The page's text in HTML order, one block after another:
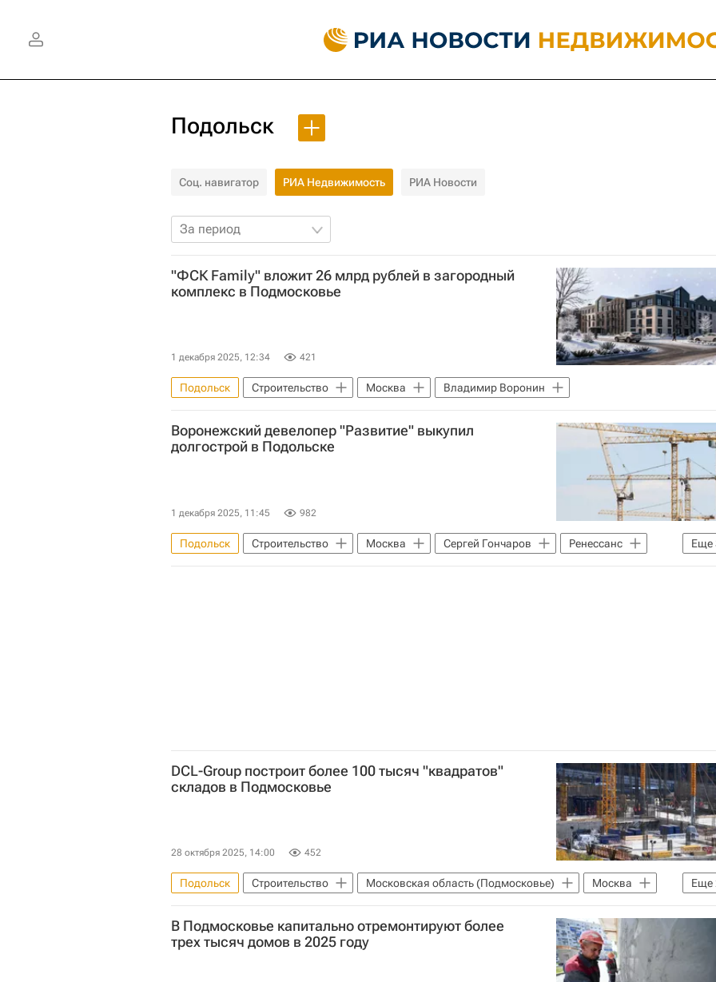
Подольск
Соц. навигатор РИА Недвижимость РИА Новости
За период
"ФСК Family" вложит 26 млрд рублей в загородный
комплекс в Подмосковье
1 декабря 2025, 12:34 421
Подольск Строительство Москва Владимир Воронин
Воронежский девелопер "Развитие" выкупил
долгострой в Подольске
1 декабря 2025, 11:45 982
Еще
Подольск Строительство Москва Сергей Гончаров
Ренессанс
Московская область (Подмосковье)
Долгострой Воронеж
DCL-Group построит более 100 тысяч "квадратов"
складов в Подмосковье
28 октября 2025, 14:00 452
Еще
Подольск Строительство Московская область (Подмосковье)
Москва
Склады
Коммерческая недвижимость
В Подмосковье капитально отремонтируют более
трех тысяч домов в 2025 году